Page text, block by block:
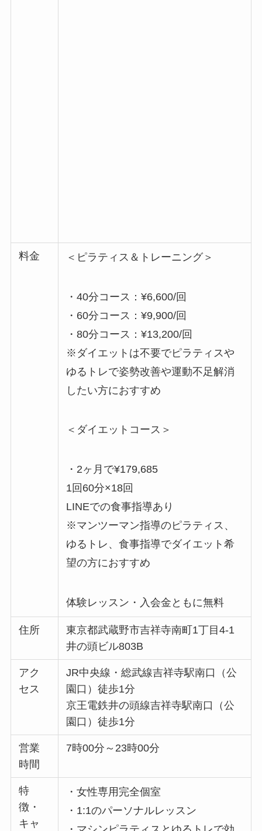
料金 ＜ピラティス＆トレーニング＞
・40分コース：¥6,600/回
・60分コース：¥9,900/回
・80分コース：¥13,200/回
※ダイエットは不要でピラティスや
ゆるトレで姿勢改善や運動不足解消
したい方におすすめ
＜ダイエットコース＞
・2ヶ月で¥179,685
1回60分×18回
LINEでの食事指導あり
※マンツーマン指導のピラティス、
ゆるトレ、食事指導でダイエット希
望の方におすすめ
体験レッスン・入会金ともに無料
住所
東京都武蔵野市吉祥寺南町1丁目4-1
井の頭ビル803B
アク
セス
JR中央線・総武線吉祥寺駅南口（公
園口）徒歩1分
京王電鉄井の頭線吉祥寺駅南口（公
園口）徒歩1分
営業
時間
7時00分～23時00分
特
徴・
キャ
・女性専用完全個室
・1:1のパーソナルレッスン